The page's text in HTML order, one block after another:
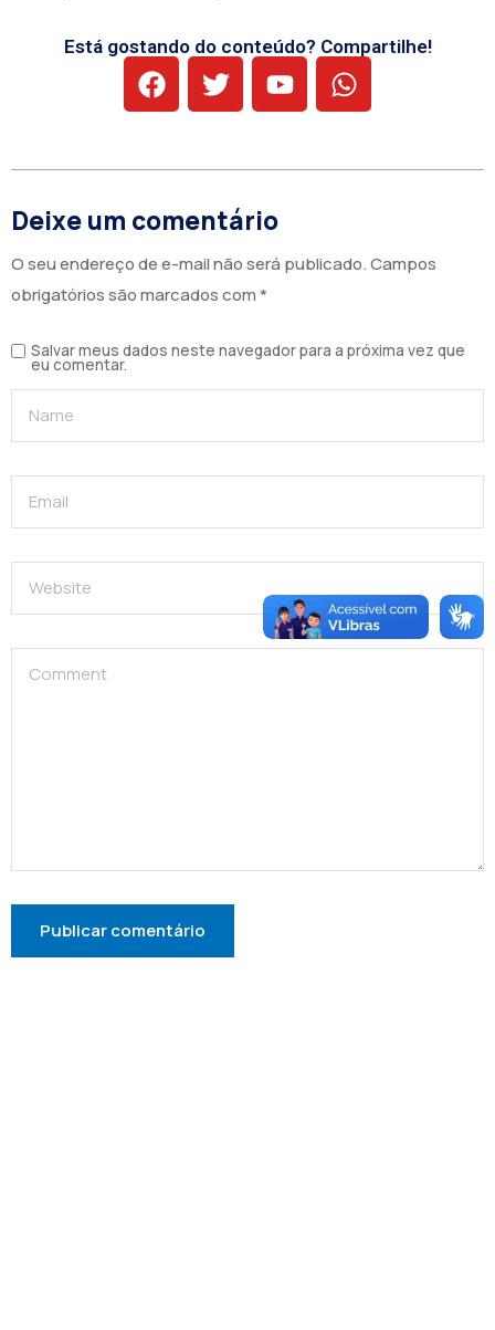
Está gostando do conteúdo? Compartilhe!
Deixe um comentário
O seu endereço de e-mail não será publicado.Campos
obrigatórios são marcados com *
Salvar meus dados neste navegador para a próxima vez que
eu comentar.